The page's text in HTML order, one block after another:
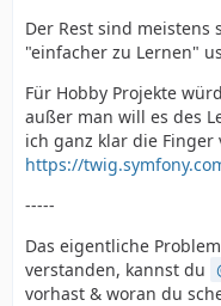
Der Rest sind
"einfacher zu Lernen"
Für Hobby Projekte
außer man will es des
ich ganz klar die
https://
-----
Das eigentliche
verstanden, kannst du
vorhast & woran du